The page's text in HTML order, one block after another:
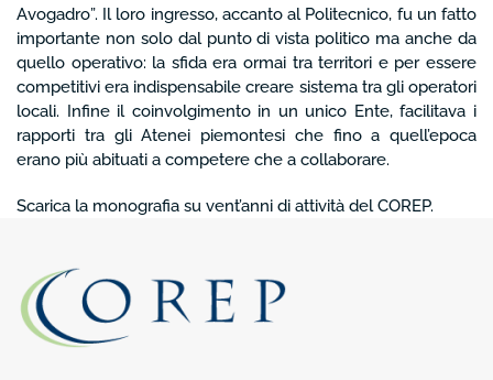
Avogadro”. Il loro ingresso, accanto al Politecnico, fu un fatto
importante non solo dal punto di vista politico ma anche da
quello operativo: la sfida era ormai tra territori e per essere
competitivi era indispensabile creare sistema tra gli operatori
locali. Infine il coinvolgimento in un unico Ente, facilitava i
rapporti tra gli Atenei piemontesi che fino a quell’epoca
erano più abituati a competere che a collaborare.
Scarica la monografia su vent’anni di attività del COREP.